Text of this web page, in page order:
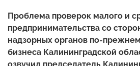
Проблема проверок малого и
предпринимательства со
надзорных органов по-
бизнеса Калининградской